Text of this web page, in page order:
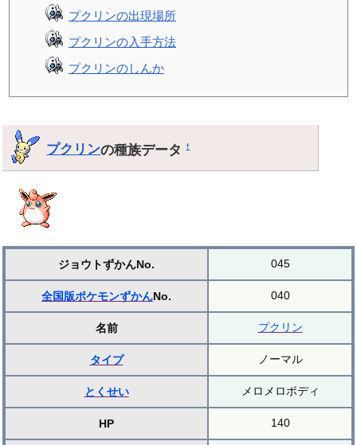
プクリンの出現場所
プクリンの入手方法
プクリンのしんか
プクリンの種族データ†
ジョウトずかんNo. 045
全国版ポケモンずかんNo. 040
名前 プクリン
タイプ ノーマル
とくせい メロメロボディ
HP 140